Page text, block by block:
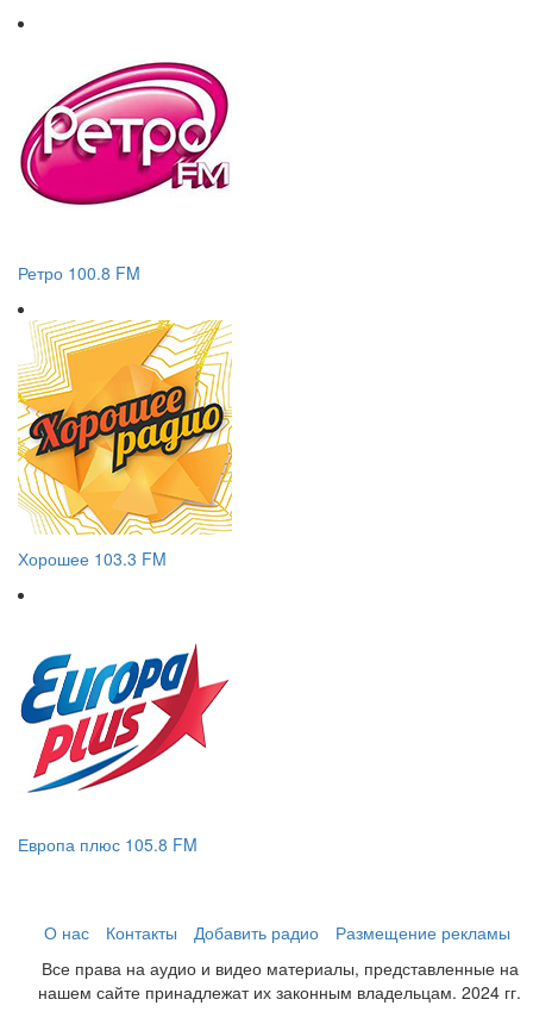
Ретро 100.8 FM
Хорошее 103.3 FM
Европа плюс 105.8 FM
О нас Контакты Добавить радио
Размещение рекламы
Все права на аудио и видео материалы, представленные на
нашем сайте принадлежат их законным владельцам. 2024 гг.